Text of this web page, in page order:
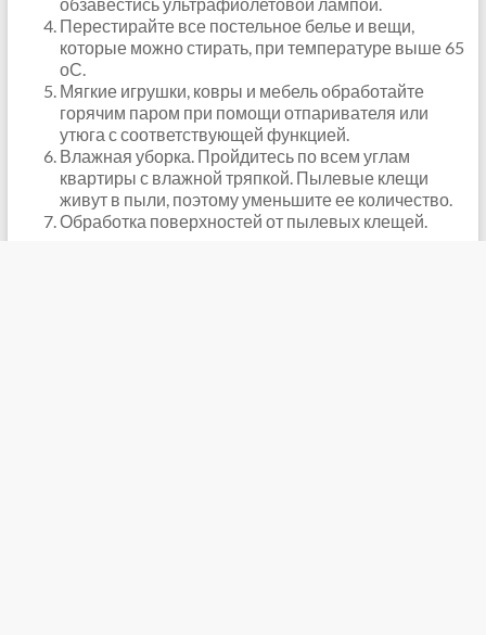
Перестирайте все постельное белье и вещи,
которые можно стирать, при температуре выше 65
оС.
Мягкие игрушки, ковры и мебель обработайте
горячим паром при помощи отпаривателя или
утюга с соответствующей функцией.
Влажная уборка. Пройдитесь по всем углам
квартиры с влажной тряпкой. Пылевые клещи
живут в пыли, поэтому уменьшите ее количество.
Обработка поверхностей от пылевых клещей.